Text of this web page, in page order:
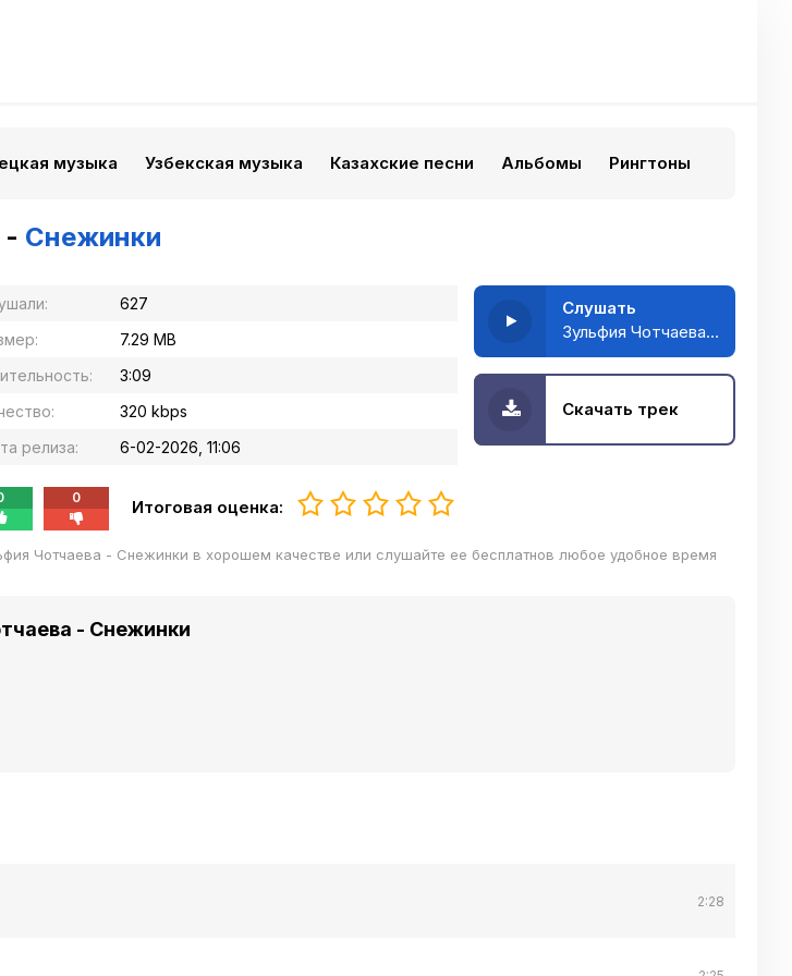
музыка Узбекская музыка Казахские песни Альбомы Рингтоны
- Снежинки
627
7.29 MB
3:09
320 kbps
релиза:
6-02-2026, 11:06
0 Итоговая оценка:
Слушать
Зульфия Чотчаева - Снежинки
Скачать трек
Чотчаева - Снежинки в хорошем качестве или слушайте ее бесплатнов любое удобное время
- Снежинки
2:28